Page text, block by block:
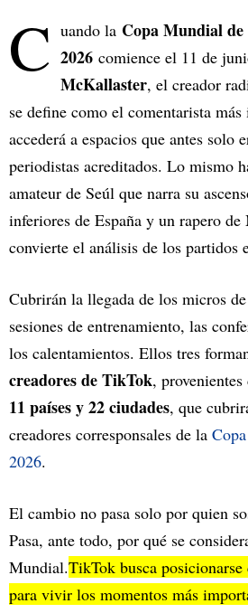
C uando la Copa Mundial
2026 comience el 11 de
McKallaster, el creador
se define como el comentarista
accederá a espacios que antes solo
periodistas acreditados. Lo mismo
amateur de Seúl que narra su
inferiores de España y un rapero
convierte el análisis de los partidos
Cubrirán la llegada de los micros
sesiones de entrenamiento, las
los calentamientos. Ellos tres
creadores de TikTok,
11 países y 22 ciudades, que
creadores corresponsales de la
2026.
El cambio no pasa solo por quien
Pasa, ante todo, por qué se
Mundial.TikTok busca
para vivir los momentos más